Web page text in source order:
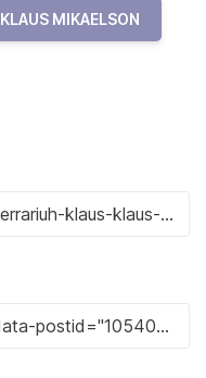
KLAUS MIKAELSON